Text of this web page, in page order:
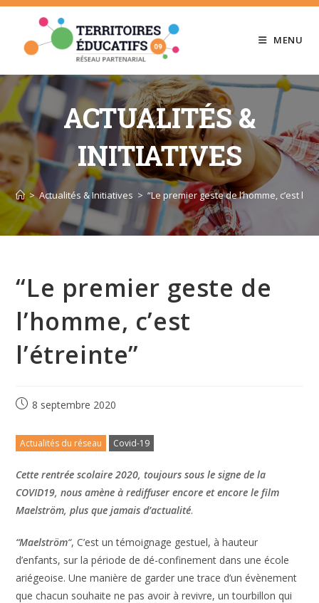
Skip
content
MENU
ACTUALITÉS &
INITIATIVES
> Actualités & Initiatives > “Le premier geste de l’homme, c’est
“Le premier geste de
l’homme, c’est
l’étreinte”
8 septembre 2020
Actualités du réseau Covid-19
Cette rentrée scolaire 2020, toujours sous le signe de la
COVID19, nous amène à rediffuser encore et encore le film
Maelström, plus que jamais d’actualité.
“Maelström“, C’est un témoignage gestuel, à hauteur
d’enfants, sur la période de dé-confinement dans une école
ariégeoise. Une manière de garder une trace d’un évènement
que chacun souhaite ne pas avoir à revivre, un tourbillon qui